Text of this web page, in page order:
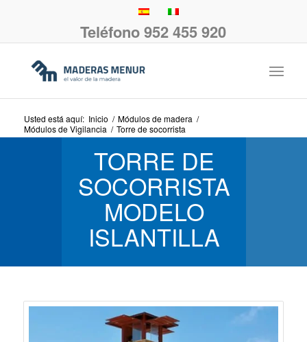
Teléfono 952 455 920
Usted está aquí: Inicio / Módulos de madera /
Módulos de Vigilancia / Torre de socorrista
TORRE DE
SOCORRISTA
MODELO
ISLANTILLA